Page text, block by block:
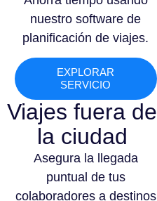
nuestro software de
planificación de viajes.
EXPLORAR
SERVICIO
Viajes fuera de
la ciudad
Asegura la llegada
puntual de tus
colaboradores a destinos